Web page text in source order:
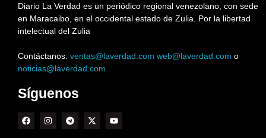
Diario La Verdad es un periódico regional venezolano, con sede
en Maracaibo, en el occidental estado de Zulia. Por la libertad
intelectual del Zulia
Contáctanos: ventas@laverdad.com web@laverdad.com o
noticias@laverdad.com
Síguenos